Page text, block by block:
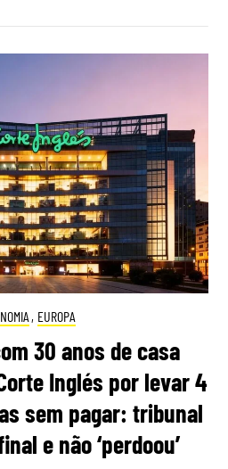
, EUROPA
30 anos de casa
Inglés por levar 4
sem pagar: tribunal
e não ‘perdoou’